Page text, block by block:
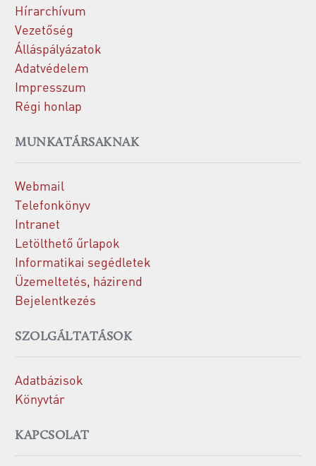
Hírarchívum
Vezetőség
Álláspályázatok
Adatvédelem
Impresszum
Régi honlap
MUNKATÁRSAKNAK
Webmail
Telefonkönyv
Intranet
Letölthető űrlapok
Informatikai segédletek
Üzemeltetés, házirend
Bejelentkezés
SZOLGÁLTATÁSOK
Adatbázisok
Könyvtár
KAPCSOLAT